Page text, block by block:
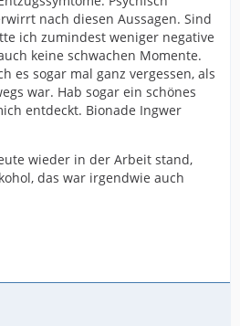
nach diesen Aussagen. Sind
ich zumindest weniger negative
keine schwachen Momente.
es sogar mal ganz vergessen, als
war. Hab sogar ein schönes
entdeckt. Bionade Ingwer
wieder in der Arbeit stand,
das war irgendwie auch